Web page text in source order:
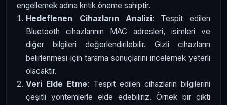
engellemek adına kritik öneme sahiptir.
Hedeflenen Cihazların Analizi: Tespit edilen
Bluetooth cihazlarının MAC adresleri, isimleri ve
diğer bilgileri değerlendirilebilir. Gizli cihazların
belirlenmesi için tarama sonuçlarını incelemek yeterli
olacaktır.
Veri Elde Etme: Tespit edilen cihazların bilgilerini
çeşitli yöntemlerle elde edebiliriz. Örnek bir çıktı